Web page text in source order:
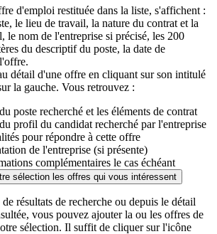
d'emploi restituée dans la liste, s'affichent :
le lieu de travail, la nature du contrat et la
le nom de l'entreprise si précisé, les 200
du descriptif du poste, la date de
détail d'une offre en cliquant sur son intitulé
la gauche. Vous retrouvez :
poste recherché et les éléments de contrat
profil du candidat recherché par l'entreprise
pour répondre à cette offre
de l'entreprise (si présente)
complémentaires le cas échéant
sélection les offres qui vous intéressent
résultats de recherche ou depuis le détail
vous pouvez ajouter la ou les offres de
sélection. Il suffit de cliquer sur l'icône